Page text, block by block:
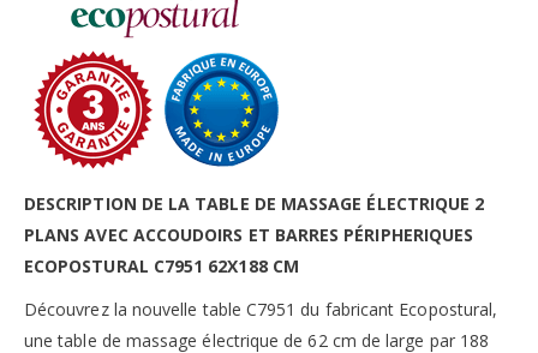
DESCRIPTION DE LA TABLE DE MASSAGE ÉLECTRIQUE 2
PLANS AVEC ACCOUDOIRS ET BARRES PÉRIPHERIQUES
ECOPOSTURAL C7951 62X188 CM
Découvrez la nouvelle table C7951 du fabricant Ecopostural,
une table de massage électrique de 62 cm de large par 188